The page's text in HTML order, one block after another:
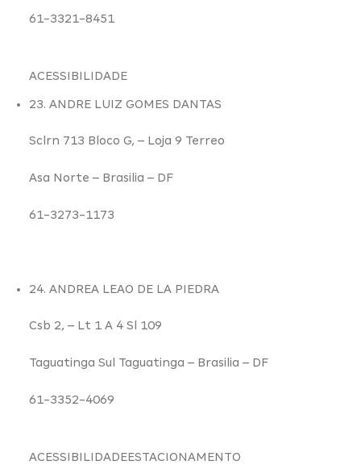
61-3321-8451
ACESSIBILIDADE
23. ANDRE LUIZ GOMES DANTAS
Sclrn 713 Bloco G, – Loja 9 Terreo
Asa Norte – Brasilia – DF
61-3273-1173
24. ANDREA LEAO DE LA PIEDRA
Csb 2, – Lt 1 A 4 Sl 109
Taguatinga Sul Taguatinga – Brasilia – DF
61-3352-4069
ACESSIBILIDADEESTACIONAMENTO